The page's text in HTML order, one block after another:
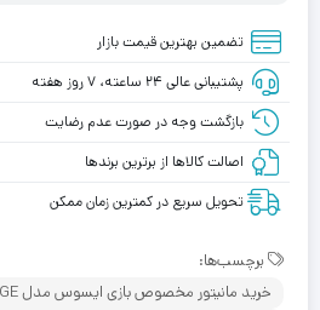
تضمین بهترین قیمت بازار
پشتیبانی عالی ۲۴ ساعته، ۷ روز هفته
بازگشت وجه در صورت عدم رضایت
اصالت کالاها از برترین برندها
تحویل سریع در کمترین زمان ممکن
برچسب‌ها:
خرید مانیتور مخصوص بازی ایسوس مدل Asus VY279HGE سایز 27 اینچ